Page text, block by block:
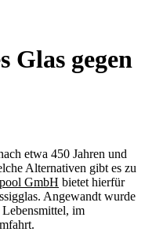
Glas gegen
etwa 450 Jahren und
Alternativen gibt es zu
GmbH bietet hierfür
Angewandt wurde
im